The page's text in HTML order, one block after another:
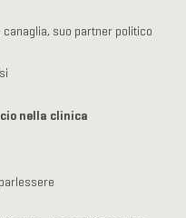
canaglia, suo partner politico
nella clinica